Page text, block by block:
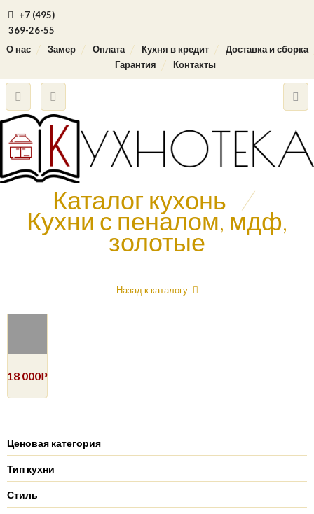
+7 (495)
369-26-55
О нас
Замер Оплата Кухня в кредит
Доставка и сборка
Гарантия
Контакты
Каталог кухонь /
Кухни с пеналом, мдф,
золотые
Назад к каталогу
18 000Р
Ценовая категория
Тип кухни
Стиль